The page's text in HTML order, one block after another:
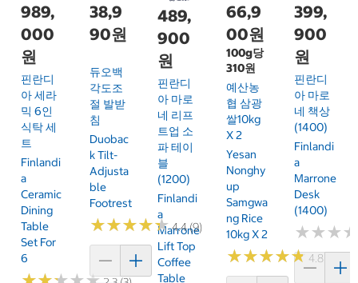
989,
000
원
핀란디
아 세라
믹 6인
식탁 세
트
Finlandi
A
Ceramic
Dining
Table
Set For
6
38,9
90원
듀오백
각도조
절 발받
침
Duobac
K Tilt-
Adjusta
Ble
Footrest
★★★★★
★★★★★4.4 (9)
489,
900
원
핀란디
아 마로
네 리프
트업 소
파 테이
블
(1200)
Finlandi
A
Marrone
Lift Top
Coffee
Table
66,9
00원
100g당
310원
예산농
협 삼광
쌀10kg
X 2
Yesan
Nonghy
Up
Samgwa
Ng Rice
10kg X 2
★★★★★
★★★★★4.8 (275)
399,
900
원
핀란디
아 마로
네 책상
(1400)
Finlandi
A
Marrone
Desk
(1400)
★★★
★★★